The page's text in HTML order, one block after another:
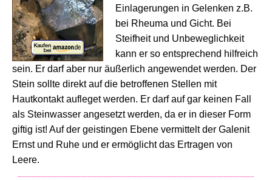
Einlagerungen in Gelenken z.B.
bei Rheuma und Gicht. Bei
Steifheit und Unbeweglichkeit
kann er so entsprechend hilfreich
sein. Er darf aber nur äußerlich angewendet werden. Der
Stein sollte direkt auf die betroffenen Stellen mit
Hautkontakt aufleget werden. Er darf auf gar keinen Fall
als Steinwasser angesetzt werden, da er in dieser Form
giftig ist! Auf der geistingen Ebene vermittelt der Galenit
Ernst und Ruhe und er ermöglicht das Ertragen von
Leere.